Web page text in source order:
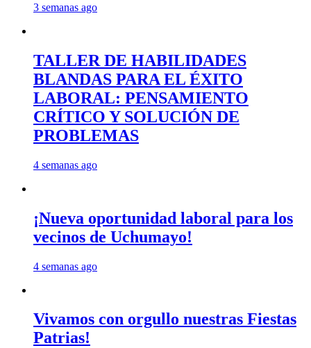
3 semanas ago
TALLER DE HABILIDADES
BLANDAS PARA EL ÉXITO
LABORAL: PENSAMIENTO
CRÍTICO Y SOLUCIÓN DE
PROBLEMAS
4 semanas ago
¡Nueva oportunidad laboral para los
vecinos de Uchumayo!
4 semanas ago
Vivamos con orgullo nuestras Fiestas
Patrias!